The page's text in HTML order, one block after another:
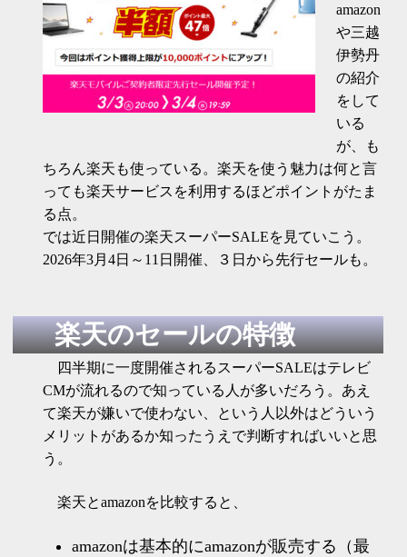
amazon
や三越
伊勢丹
の紹介
をして
いる
が、も
ちろん楽天も使っている。楽天を使う魅力は何と言
っても楽天サービスを利用するほどポイントがたま
る点。
では近日開催の楽天スーパーSALEを見ていこう。
2026年3月4日～11日開催、３日から先行セールも。
楽天のセールの特徴
四半期に一度開催されるスーパーSALEはテレビ
CMが流れるので知っている人が多いだろう。あえ
て楽天が嫌いで使わない、という人以外はどういう
メリットがあるか知ったうえで判断すればいいと思
う。
楽天とamazonを比較すると、
amazonは基本的にamazonが販売する（最